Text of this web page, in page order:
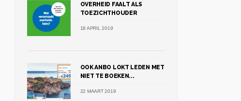
OVERHEID FAALT ALS
TOEZICHTHOUDER
18 APRIL 2019
OOK ANBO LOKT LEDEN MET
NIET TE BOEKEN...
22 MAART 2019